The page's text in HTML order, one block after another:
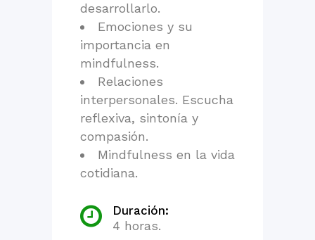
desarrollarlo.
Emociones y su
importancia en
mindfulness.
Relaciones
interpersonales. Escucha
reflexiva, sintonía y
compasión.
Mindfulness en la vida
cotidiana.
Duración:
4 horas.